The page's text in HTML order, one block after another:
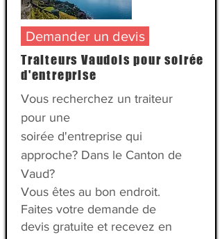
Demander un devis
Traiteurs Vaudois pour soirée
d'entreprise
Vous recherchez un traiteur
pour une
soirée d'entreprise qui
approche? Dans le Canton de
Vaud?
Vous êtes au bon endroit.
Faites votre demande de
devis gratuite et recevez en